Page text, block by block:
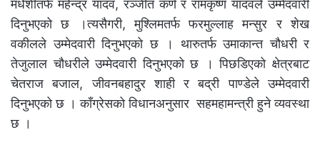
मधेशीतर्फ महेन्द्र यादव, रञ्जीत कर्ण र रामकृष्ण यादवले उम्मेदवारी
दिनुभएको छ ।त्यसैगरी, मुश्लिमतर्फ फरमुल्लाह मन्सुर र शेख
वकीलले उम्मेदवारी दिनुभएको छ । थारुतर्फ उमाकान्त चौधरी र
तेजुलाल चौधरीले उम्मेदवारी दिनुभएको छ । पिछडिएको क्षेत्रबाट
चेतराज बजाल, जीवनबहादुर शाही र बद्री पाण्डेले उम्मेदवारी
दिनुभएको छ । काँग्रेसको विधानअनुसार सहमहामन्त्री हुने व्यवस्था
छ ।